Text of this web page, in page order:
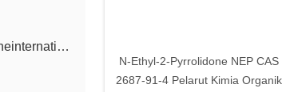
info@chemfineinternational.com
N-Ethyl-2-Pyrrolidone NEP CAS
2687-91-4 Pelarut Kimia Organik